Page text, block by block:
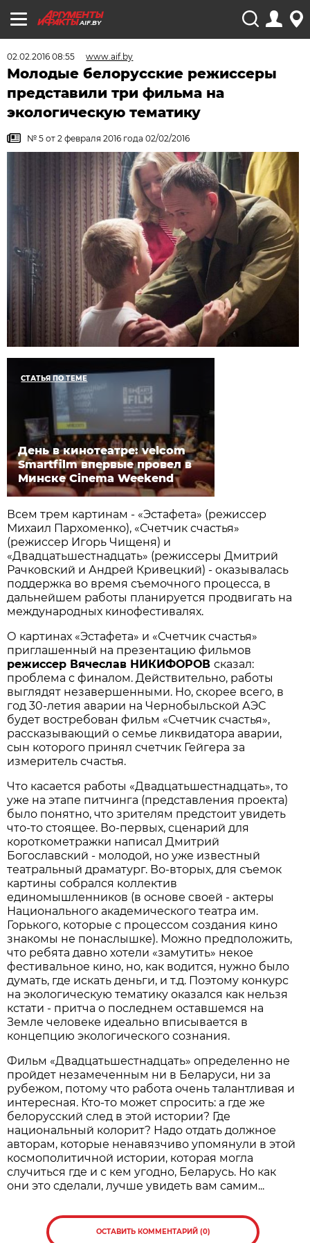
AIF.BY
02.02.2016 08:55 www.aif.by
Молодые белорусские режиссеры
представили три фильма на
экологическую тематику
№ 5 от 2 февраля 2016 года 02/02/2016
СТАТЬЯ ПО ТЕМЕ
День в кинотеатре: velcom
Smartfilm впервые провел в
Минске Cinema Weekend
Всем трем картинам - «Эстафета» (режиссер
Михаил Пархоменко), «Счетчик счастья»
(режиссер Игорь Чищеня) и
«Двадцатьшестнадцать» (режиссеры Дмитрий
Рачковский и Андрей Кривецкий) - оказывалась
поддержка во время съемочного процесса, в
дальнейшем работы планируется продвигать на
международных кинофестивалях.
О картинах «Эстафета» и «Счетчик счастья»
приглашенный на презентацию фильмов
режиссер Вячеслав НИКИФОРОВсказал:
проблема с финалом. Действительно, работы
выглядят незавершенными. Но, скорее всего, в
год 30-летия аварии на Чернобыльской АЭС
будет востребован фильм «Счетчик счастья»,
рассказывающий о семье ликвидатора аварии,
сын которого принял счетчик Гейгера за
измеритель счастья.
Что касается работы «Двадцатьшестнадцать», то
уже на этапе питчинга (представления проекта)
было понятно, что зрителям предстоит увидеть
что-то стоящее. Во-первых, сценарий для
короткометражки написал Дмитрий
Богославский - молодой, но уже известный
театральный драматург. Во-вторых, для съемок
картины собрался коллектив
единомышленников (в основе своей - актеры
Национального академического театра им.
Горького, которые с процессом создания кино
знакомы не понаслышке). Можно предположить,
что ребята давно хотели «замутить» некое
фестивальное кино, но, как водится, нужно было
думать, где искать деньги, и т.д. Поэтому конкурс
на экологическую тематику оказался как нельзя
кстати - притча о последнем оставшемся на
Земле человеке идеально вписывается в
концепцию экологического сознания.
Фильм «Двадцатьшестнадцать» определенно не
пройдет незамеченным ни в Беларуси, ни за
рубежом, потому что работа очень талантливая и
интересная. Кто-то может спросить: а где же
белорусский след в этой истории? Где
национальный колорит? Надо отдать должное
авторам, которые ненавязчиво упомянули в этой
космополитичной истории, которая могла
случиться где и с кем угодно, Беларусь. Но как
они это сделали, лучше увидеть вам самим...
ОСТАВИТЬ КОММЕНТАРИЙ (0)